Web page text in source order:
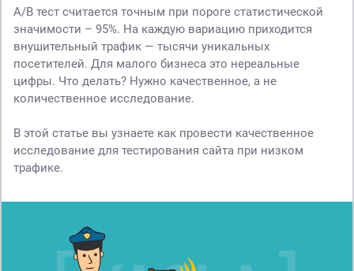
А/В тест считается точным при пороге статистической
значимости – 95%. На каждую вариацию приходится
внушительный трафик — тысячи уникальных
посетителей. Для малого бизнеса это нереальные
цифры. Что делать? Нужно качественное, а не
количественное исследование.
В этой статье вы узнаете как провести качественное
исследование для тестирования сайта при низком
трафике.